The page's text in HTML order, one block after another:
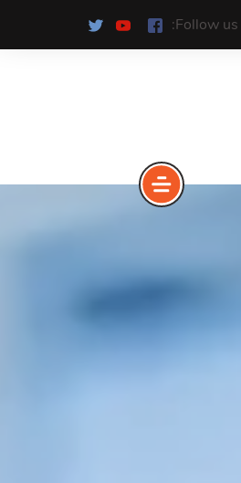
Follow us: